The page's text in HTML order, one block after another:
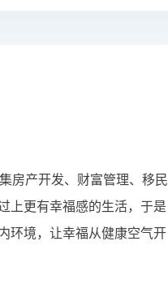
房产开发、财富管理、移民
上更有幸福感的生活，于是
环境，让幸福从健康空气开